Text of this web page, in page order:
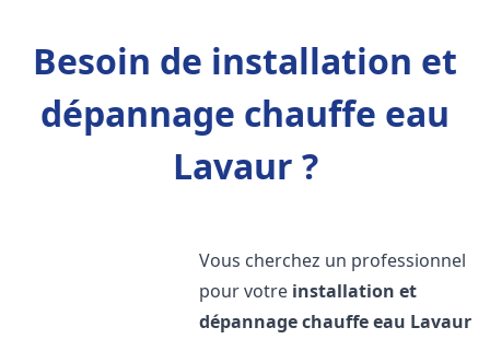
Besoin de installation et
dépannage chauffe eau
Lavaur ?
Vous cherchez un professionnel
pour votre installation et
dépannage chauffe eau Lavaur